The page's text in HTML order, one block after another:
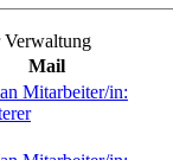
Verwaltung
Mail